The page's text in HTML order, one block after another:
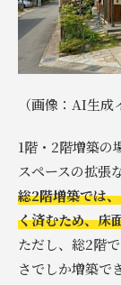
（画像：AI生成
1階・2階増築の
スペースの拡張
総2階増築では
く済むため、床
ただし、総2階
さでしか増築で